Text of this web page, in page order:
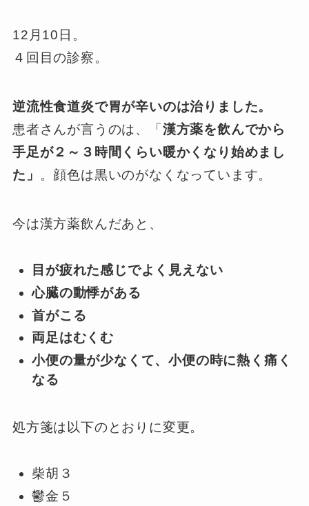
12月10日。
４回目の診察。
逆流性食道炎で胃が辛いのは治りました。
患者さんが言うのは、「 漢方薬を飲んでから
手足が２～３時間くらい暖かくなり始めまし
た」
。顔色は黒いのがなくなっています。
今は漢方薬飲んだあと、
目が疲れた感じでよく見えない
心臓の動悸がある
首がこる
両足はむくむ
小便の量が少なくて、小便の時に熱く痛く
なる
処方箋は以下のとおりに変更。
柴胡３
鬱金５